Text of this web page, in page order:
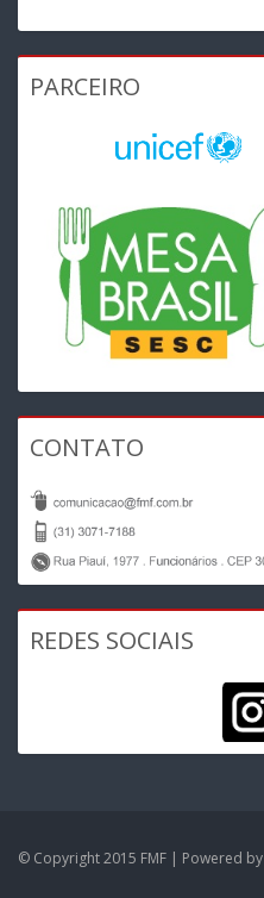
PARCEIRO
CONTATO
REDES SOCIAIS
© Copyright 2015 FMF | Powered by